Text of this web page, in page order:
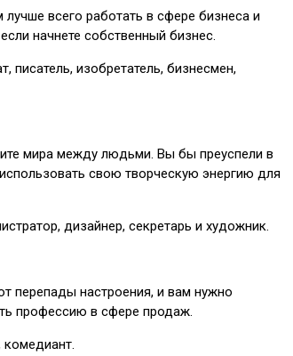
всего работать в сфере бизнеса и
начнете собственный бизнес.
писатель, изобретатель, бизнесмен,
мира между людьми. Вы бы преуспели в
свою творческую энергию для
дизайнер, секретарь и художник.
перепады настроения, и вам нужно
профессию в сфере продаж.
комедиант.